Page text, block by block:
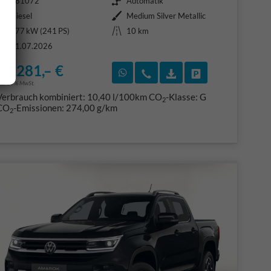
Diesel Außenfarbe Medium Silver Metallic
177 kW (241 PS) Kilometerstand
10 km
31.07.2026
52.281,– €
incl. 19% MwSt.
Rückruf vereinbaren
Wir rufen Sie an
Fahrzeugexposé
kombiniert: 10,40 l/100kmCO2-Klasse: G
2-Emissionen: 274,00 g/km